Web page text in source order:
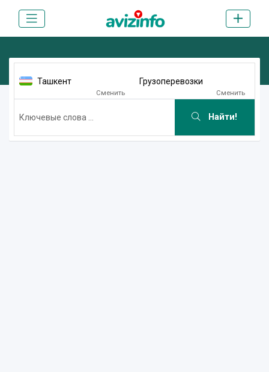
Ташкент
Сменить
Грузоперевозки
Сменить
Найти!